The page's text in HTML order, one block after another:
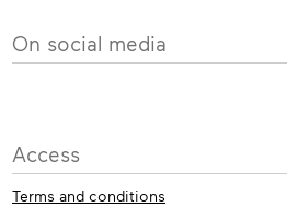
On social media
Access
Terms and conditions